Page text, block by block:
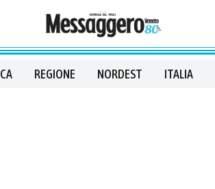
REGIONE NORDEST ITALIA